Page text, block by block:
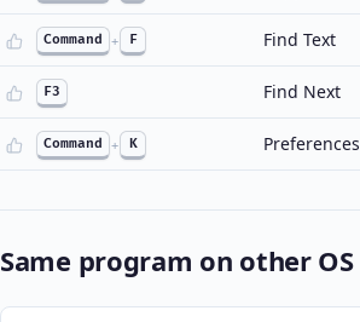
Command + F Find Text
F3 Find Next
Command + K Preferences
Same program on other OS